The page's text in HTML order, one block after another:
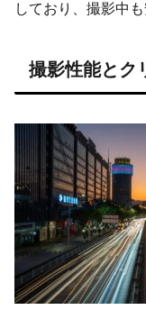
しており、撮影中
撮影性能とク